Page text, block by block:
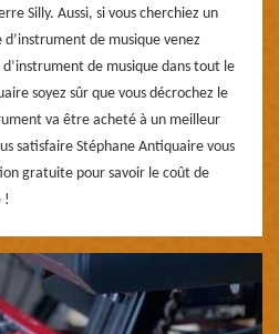
Silly. Aussi, si vous cherchiez un
de musique venez
de musique dans tout le
soyez sûr que vous décrochez le
va être acheté à un meilleur
satisfaire Stéphane Antiquaire vous
gratuite pour savoir le coût de
!